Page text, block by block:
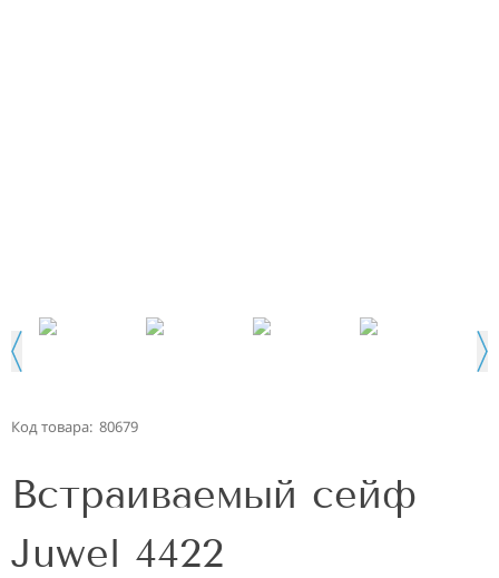
Код товара: 80679
Встраиваемый сейф
Juwel 4422